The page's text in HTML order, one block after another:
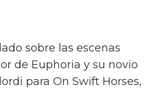
sobre las escenas
de Euphoria y su novio
para On Swift Horses,